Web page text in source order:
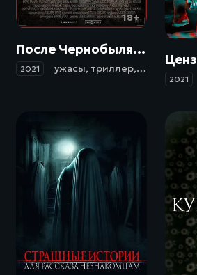
18+
После Чернобыля (2021)
2021 ужасы, триллер, детектив
2021